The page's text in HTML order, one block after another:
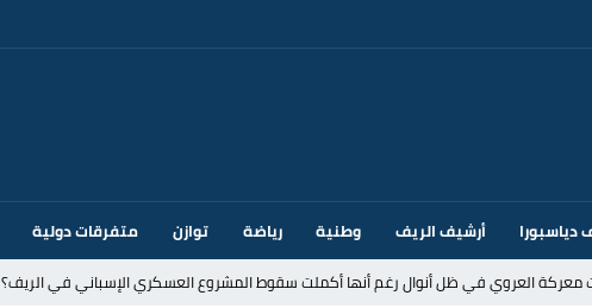
دياسبورا أرشيف الريف وطنية رياضة توازن متفرقات دولية
معركة العروي في ظل أنوال رغم أنها أكملت سقوط المشروع العسكري الإسباني في الريف؟